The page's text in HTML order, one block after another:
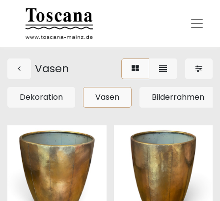
Vasen
Dekoration Vasen Bilderrahmen